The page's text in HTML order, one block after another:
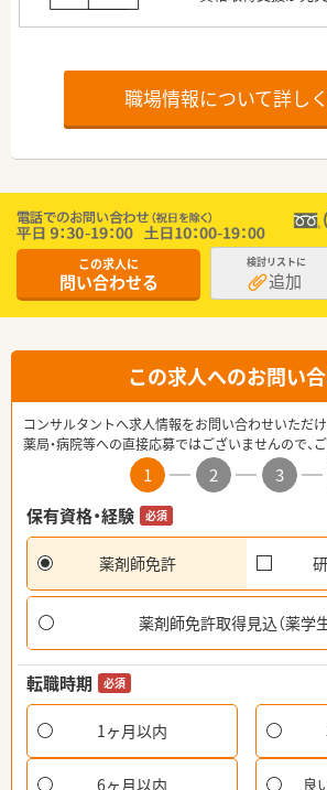
職場情報について詳し
この求人に
問い合わせる
検討リストに
追加
この求人へのお問い
コンサルタントへ求人情報をお問い合わせいただけ
薬局・病院等への直接応募ではございませんので、
1 2 3
保有資格・経験
必須
薬剤師免許
薬剤師免許取得見込（薬学生
転職時期 必須
1ヶ月以内
6ヶ月以内 良